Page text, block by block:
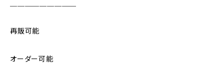
再販可能
オーダー可能